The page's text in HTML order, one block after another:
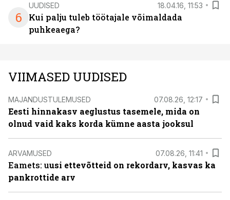
6
UUDISED 18.04.16, 11:53
Kui palju tuleb töötajale võimaldada
puhkeaega?
VIIMASED UUDISED
MAJANDUSTULEMUSED 07.08.26, 12:17
Eesti hinnakasv aeglustus tasemele, mida on
olnud vaid kaks korda kümne aasta jooksul
ARVAMUSED 07.08.26, 11:41
Eamets: uusi ettevõtteid on rekordarv, kasvas ka
pankrottide arv